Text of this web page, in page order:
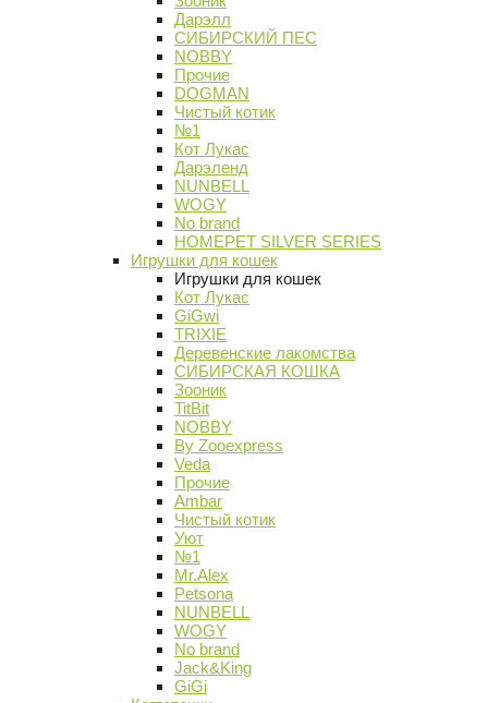
Дарэлл
СИБИРСКИЙ ПЕС
NOBBY
Прочие
DOGMAN
Чистый котик
№1
Кот Лукас
Дарэленд
NUNBELL
WOGY
No brand
HOMEPET SILVER SERIES
Игрушки для кошек
Игрушки для кошек
Кот Лукас
GiGwi
TRIXIE
Деревенские лакомства
СИБИРСКАЯ КОШКА
Зооник
TitBit
NOBBY
By Zooexpress
Veda
Прочие
Ambar
Чистый котик
Уют
№1
Mr.Alex
Petsona
NUNBELL
WOGY
No brand
Jack&King
GiGi